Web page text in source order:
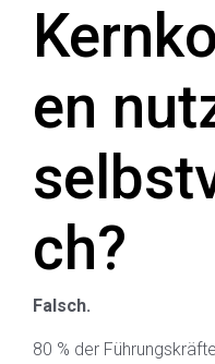
en
ch?
Falsch.
80 % der